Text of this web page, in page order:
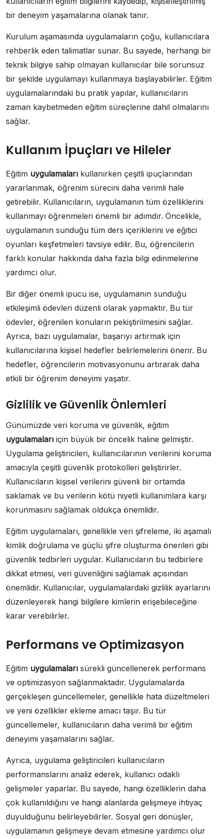
bir deneyim yaşamalarına olanak tanır.
Kurulum aşamasında uygulamaların çoğu, kullanıcılara
rehberlik eden talimatlar sunar. Bu sayede, herhangi bir
teknik bilgiye sahip olmayan kullanıcılar bile sorunsuz
bir şekilde uygulamayı kullanmaya başlayabilirler. Eğitim
uygulamalarındaki bu pratik yapılar, kullanıcıların
zaman kaybetmeden eğitim süreçlerine dahil olmalarını
sağlar.
Kullanım İpuçları ve Hileler
Eğitim uygulamaları kullanırken çeşitli ipuçlarından
yararlanmak, öğrenim sürecini daha verimli hale
getirebilir. Kullanıcıların, uygulamanın tüm özelliklerini
kullanmayı öğrenmeleri önemli bir adımdır. Öncelikle,
uygulamanın sunduğu tüm ders içeriklerini ve eğitici
oyunları keşfetmeleri tavsiye edilir. Bu, öğrencilerin
farklı konular hakkında daha fazla bilgi edinmelerine
yardımcı olur.
Bir diğer önemli ipucu ise, uygulamanın sunduğu
etkileşimli ödevleri düzenli olarak yapmaktır. Bu tür
ödevler, öğrenilen konuların pekiştirilmesini sağlar.
Ayrıca, bazı uygulamalar, başarıyı artırmak için
kullanıcılarına kişisel hedefler belirlemelerini önerir. Bu
hedefler, öğrencilerin motivasyonunu artırarak daha
etkili bir öğrenim deneyimi yaşatır.
Gizlilik ve Güvenlik Önlemleri
Günümüzde veri koruma ve güvenlik, eğitim
uygulamaları için büyük bir öncelik haline gelmiştir.
Uygulama geliştiricileri, kullanıcılarının verilerini koruma
amacıyla çeşitli güvenlik protokolleri geliştirirler.
Kullanıcıların kişisel verilerini güvenli bir ortamda
saklamak ve bu verilerin kötü niyetli kullanımlara karşı
korunmasını sağlamak oldukça önemlidir.
Eğitim uygulamaları, genellikle veri şifreleme, iki aşamalı
kimlik doğrulama ve güçlü şifre oluşturma önerileri gibi
güvenlik tedbirleri uygular. Kullanıcıların bu tedbirlere
dikkat etmesi, veri güvenliğini sağlamak açısından
önemlidir. Kullanıcılar, uygulamalardaki gizlilik ayarlarını
düzenleyerek hangi bilgilere kimlerin erişebileceğine
karar verebilirler.
Performans ve Optimizasyon
Eğitim uygulamaları sürekli güncellenerek performans
ve optimizasyon sağlanmaktadır. Uygulamalarda
gerçekleşen güncellemeler, genellikle hata düzeltmeleri
ve yeni özellikler ekleme amacı taşır. Bu tür
güncellemeler, kullanıcıların daha verimli bir eğitim
deneyimi yaşamalarını sağlar.
Ayrıca, uygulama geliştiricileri kullanıcıların
performanslarını analiz ederek, kullanıcı odaklı
gelişmeler yaparlar. Bu sayede, hangi özelliklerin daha
çok kullanıldığını ve hangi alanlarda gelişmeye ihtiyaç
duyulduğunu belirleyebilirler. Sosyal geri dönüşler,
uygulamanın gelişmeye devam etmesine yardımcı olur